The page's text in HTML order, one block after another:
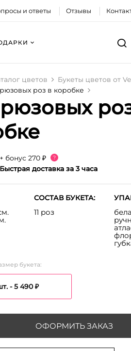
и ответы Отзывы
цветов
Букеты цветов от
роз в коробке
+ бонус270 ₽ ?
Быстрая доставка за 3 часа
СОСТАВ БУКЕТА:
11 роз
букета:
-5 490 ₽
ОФОРМИТЬ ЗАКАЗ